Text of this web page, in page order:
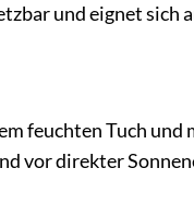
und eignet
feuchten Tuch
vor direkter